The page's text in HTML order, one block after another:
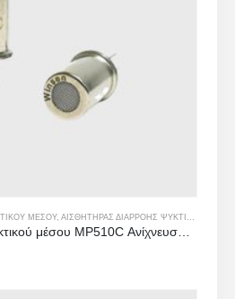
ΜΈΣΟΥ,ΑΙΣΘΗΤΉΡΑΣ ΔΙΑΡΡΟΉΣ ΨΥΚΤΙΚΟΎ R134A